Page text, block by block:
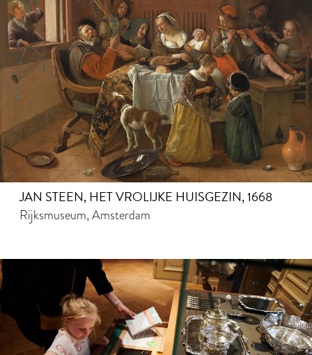
JAN STEEN, HET VROLIJKE HUISGEZIN, 1668
Rijksmuseum, Amsterdam